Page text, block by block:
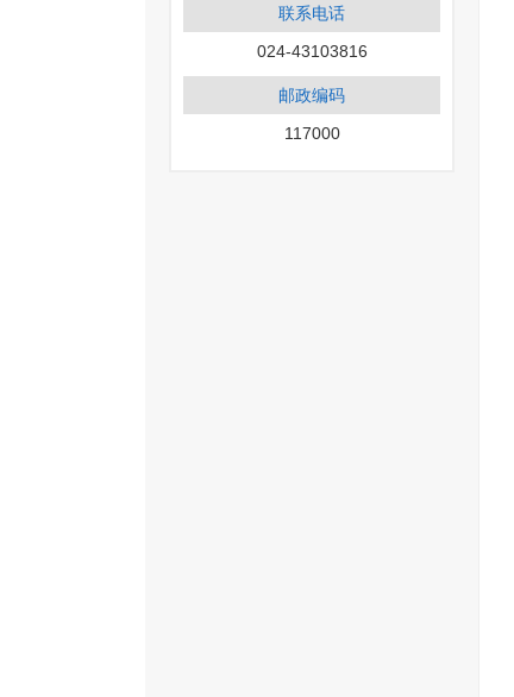
联系电话
024-43103816
邮政编码
117000